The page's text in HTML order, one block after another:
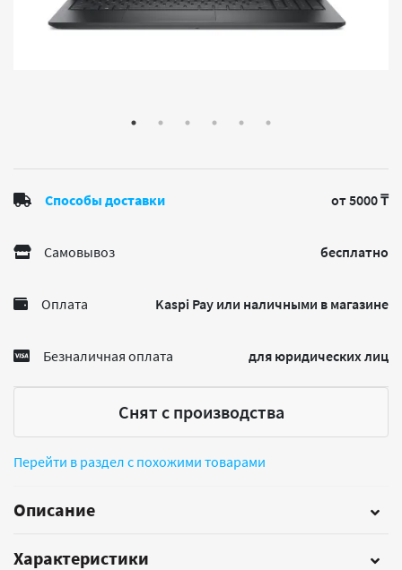
Способы доставки от 5000 ₸
Самовывоз бесплатно
Оплата Kaspi Pay или наличными в магазине
Безналичная оплата для юридических лиц
Снят с производства
Перейти в раздел с похожими товарами
Описание
Характеристики